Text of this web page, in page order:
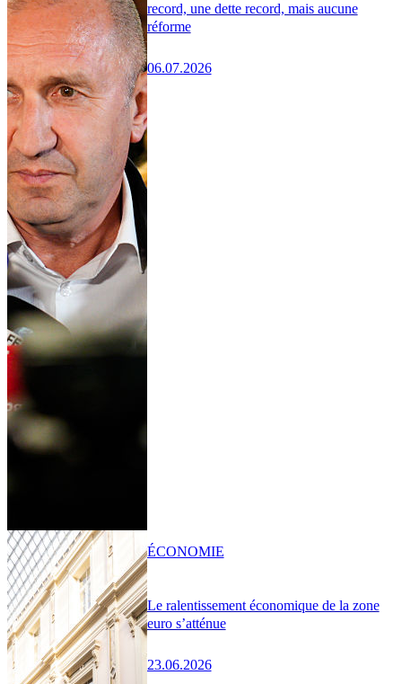
record, une dette record, mais aucune
réforme
06.07.2026
Le ralentissement économique de la zone
euro s’atténue
23.06.2026
ÉCONOMIE